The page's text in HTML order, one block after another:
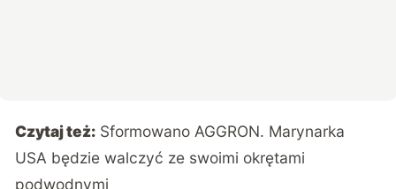
Czytaj też: Sformowano AGGRON. Marynarka
USA będzie walczyć ze swoimi okrętami
podwodnymi